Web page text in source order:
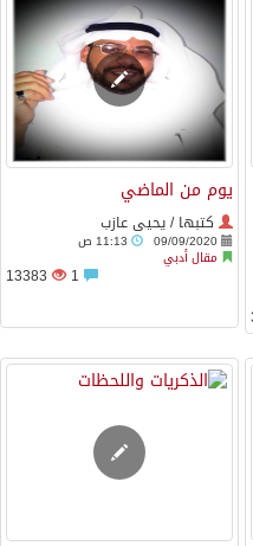
يوم من الماضي
كتبها / يحيى عازب
09/09/2020
مقال أدبي
1
13383